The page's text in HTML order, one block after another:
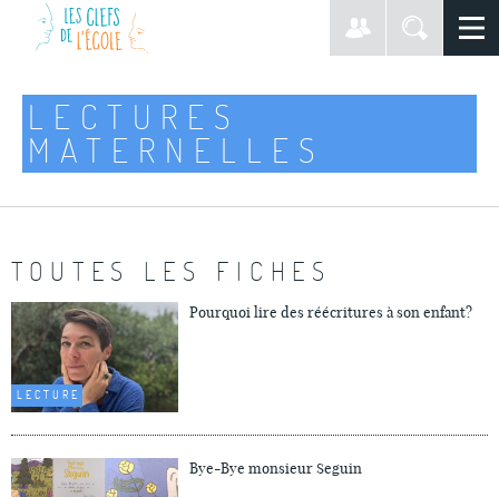
LECTURES
MATERNELLES
TOUTES LES FICHES
LECTURE
Pourquoi lire des réécritures à son enfant?
Bye-Bye monsieur Seguin